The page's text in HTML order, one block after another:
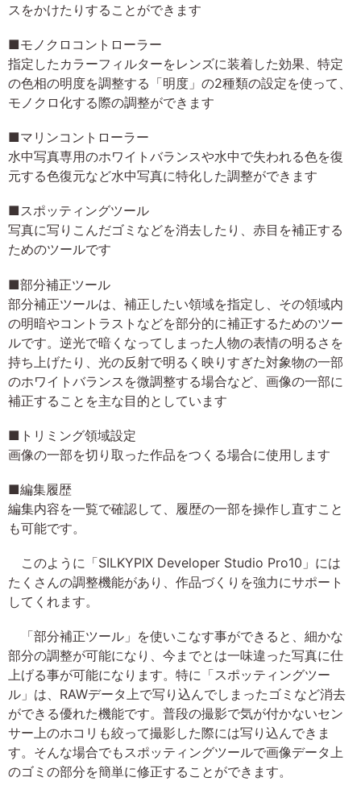
スをかけたりすることができます
■モノクロコントローラー
指定したカラーフィルターをレンズに装着した効果、特定
の色相の明度を調整する「明度」の2種類の設定を使って、
モノクロ化する際の調整ができます
■マリンコントローラー
水中写真専用のホワイトバランスや水中で失われる色を復
元する色復元など水中写真に特化した調整ができます
■スポッティングツール
写真に写りこんだゴミなどを消去したり、赤目を補正する
ためのツールです
■部分補正ツール
部分補正ツールは、補正したい領域を指定し、その領域内
の明暗やコントラストなどを部分的に補正するためのツー
ルです。逆光で暗くなってしまった人物の表情の明るさを
持ち上げたり、光の反射で明るく映りすぎた対象物の一部
のホワイトバランスを微調整する場合など、画像の一部に
補正することを主な目的としています
■トリミング領域設定
画像の一部を切り取った作品をつくる場合に使用します
■編集履歴
編集内容を一覧で確認して、履歴の一部を操作し直すこと
も可能です。
このように「SILKYPIX Developer Studio Pro10」には
たくさんの調整機能があり、作品づくりを強力にサポート
してくれます。
「部分補正ツール」を使いこなす事ができると、細かな
部分の調整が可能になり、今までとは一味違った写真に仕
上げる事が可能になります。特に「スポッティングツー
ル」は、RAWデータ上で写り込んでしまったゴミなど消去
ができる優れた機能です。普段の撮影で気が付かないセン
サー上のホコリも絞って撮影した際には写り込んできま
す。そんな場合でもスポッティングツールで画像データ上
のゴミの部分を簡単に修正することができます。